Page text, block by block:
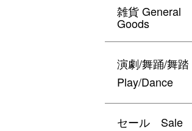
雑貨 General
Goods
演劇/舞踊/舞踏
Play/Dance
セール Sale